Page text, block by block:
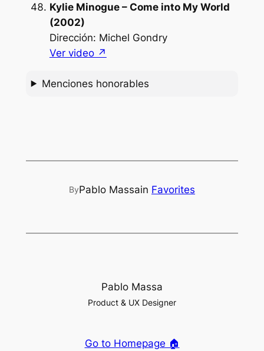
Kylie Minogue – Come into My World
(2002)
Dirección: Michel Gondry
Ver video ↗︎
Menciones honorables
ByPablo Massain Favorites
Pablo Massa
Product & UX Designer
Go to Homepage 🏠